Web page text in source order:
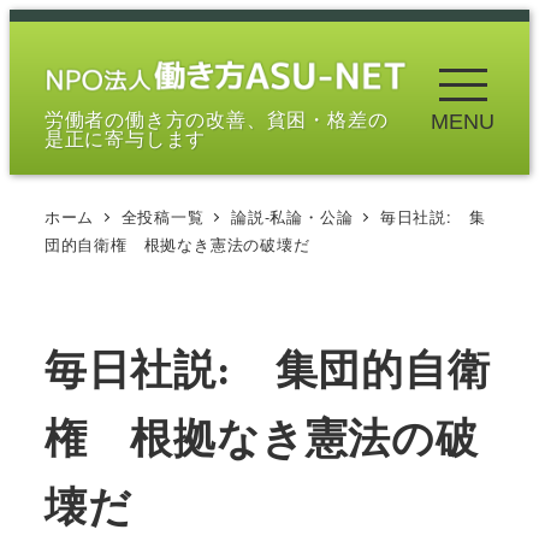
メ
労働者の働き方の改善、貧困・格差の
是正に寄与します
MENU
ホーム 全投稿一覧 論説-私論・公論
毎日社説: 集
団的自衛権 根拠なき憲法の破壊だ
毎日社説: 集団的自衛
権 根拠なき憲法の破
壊だ